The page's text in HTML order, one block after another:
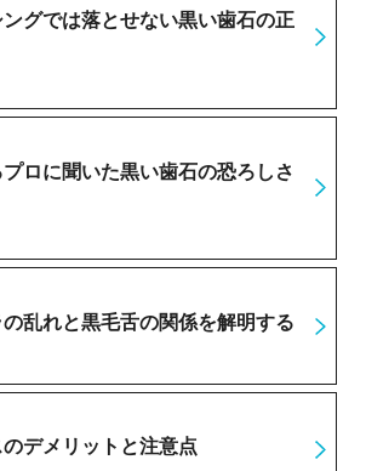
グでは落とせない黒い歯石の正
ロに聞いた黒い歯石の恐ろしさ
乱れと黒毛舌の関係を解明する
デメリットと注意点